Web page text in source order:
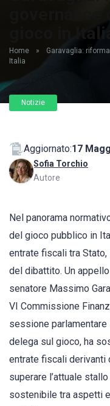
Home »
Garavaglia:
Italia
Notizie
Aggiornato:17
Sofia Torchio
Autore
Nel panorama
del gioco pubblico in
entrate fiscali tra Stato,
del dibattito. Un
senatore Massimo
VI Commissione
sessione
delega sul gioco, ha
entrate fiscali derivanti
superare l’attuale
sostenibile tra aspetti